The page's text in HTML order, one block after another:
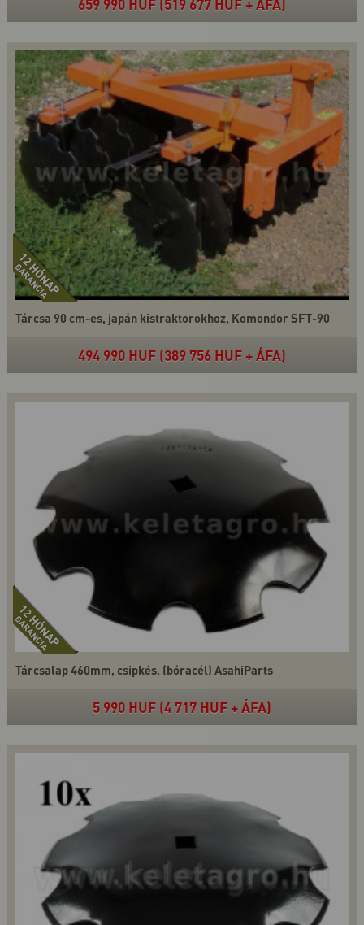
659 990 HUF (519 677 HUF + ÁFA)
Tárcsa 90 cm-es, japán kistraktorokhoz, Komondor SFT-90
494 990 HUF (389 756 HUF + ÁFA)
Tárcsalap 460mm, csipkés, (bóracél) AsahiParts
5 990 HUF (4 717 HUF + ÁFA)